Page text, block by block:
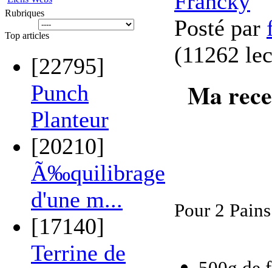
Rubriques
Top articles
[22795]
Punch
Planteur
[20210]
Ã‰quilibrage
d'une m...
[17140]
Terrine de
Posté par
(11262
Ma
Pour 2